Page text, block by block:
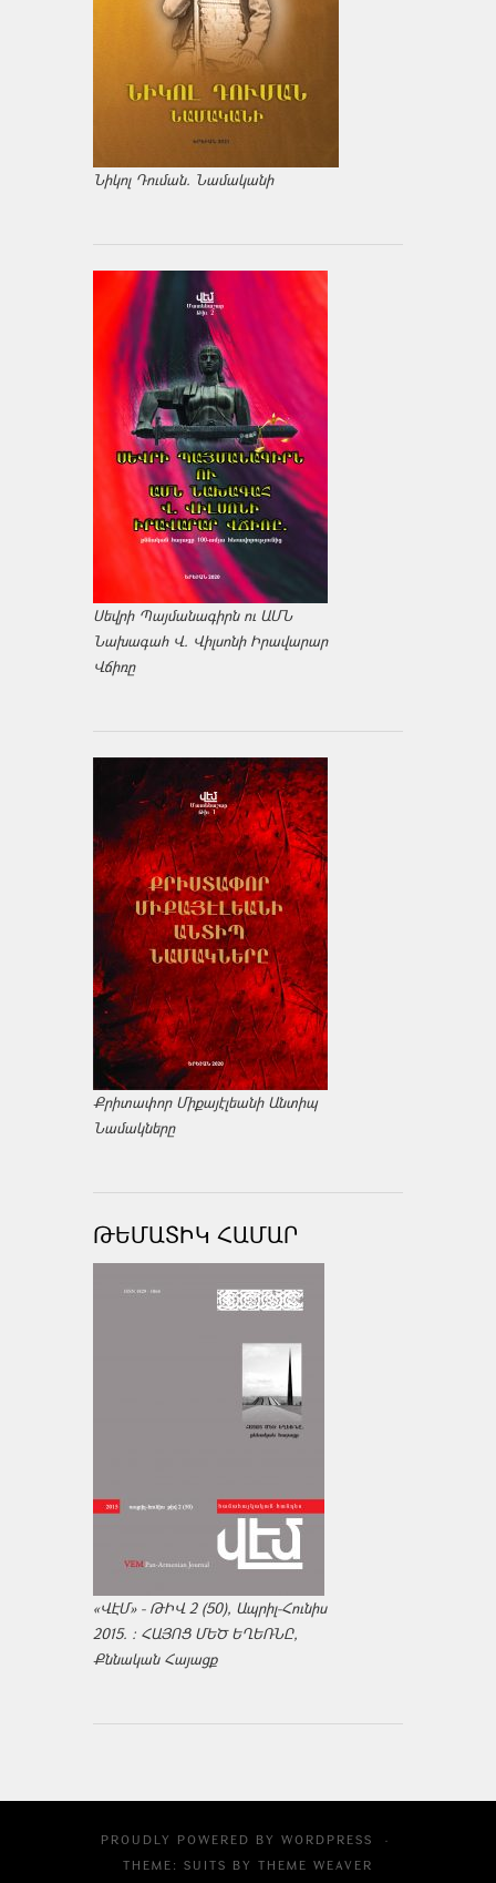
Նիկոլ Դուման. Նամականի
Սեվրի Պայմանագիրն ու ԱՄՆ
Նախագահ Վ. Վիլսոնի Իրավարար
Վճիռը
Քրիտափոր Միքայէլեանի Անտիպ
Նամակները
ԹԵՄԱՏԻԿ ՀԱՄԱՐ
«ՎԷՄ» - ԹԻՎ 2 (50), Ապրիլ-Հունիս
2015. : ՀԱՅՈՑ ՄԵԾ ԵՂԵՌՆԸ,
Քննական Հայացք
PROUDLY POWERED BY WORDPRESS
·
THEME: SUITS BY THEME WEAVER